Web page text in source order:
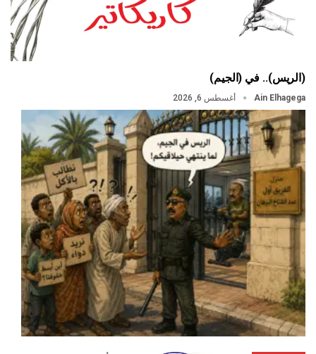
(الريس).. في (الجيم)
Ain Elhagega أغسطس 6, 2026